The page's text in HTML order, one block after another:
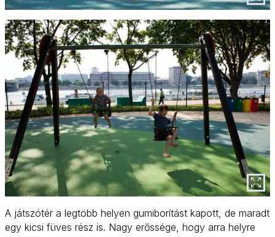
A játszótér a legtöbb helyen gumiborítást kapott, de maradt
egy kicsi füves rész is. Nagy erőssége, hogy arra helyre